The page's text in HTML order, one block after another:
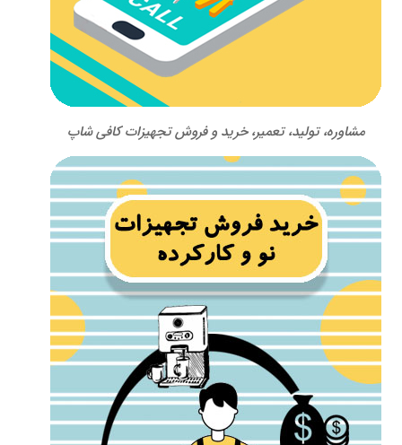
مشاوره، تولید، تعمیر، خرید و فروش تجهیزات کافی شاپ